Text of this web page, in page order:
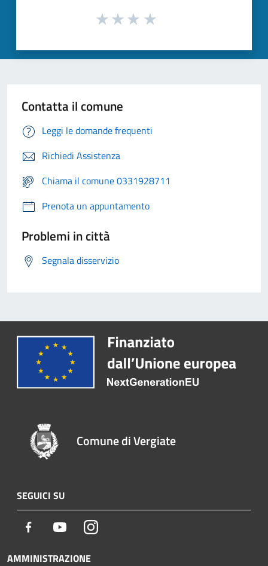
Contatta il comune
Leggi le domande frequenti
Richiedi Assistenza
Chiama il comune 0331928711
Prenota un appuntamento
Problemi in città
Segnala disservizio
Comune di Vergiate
SEGUICI SU
Facebook YoutubeInstagram
AMMINISTRAZIONE